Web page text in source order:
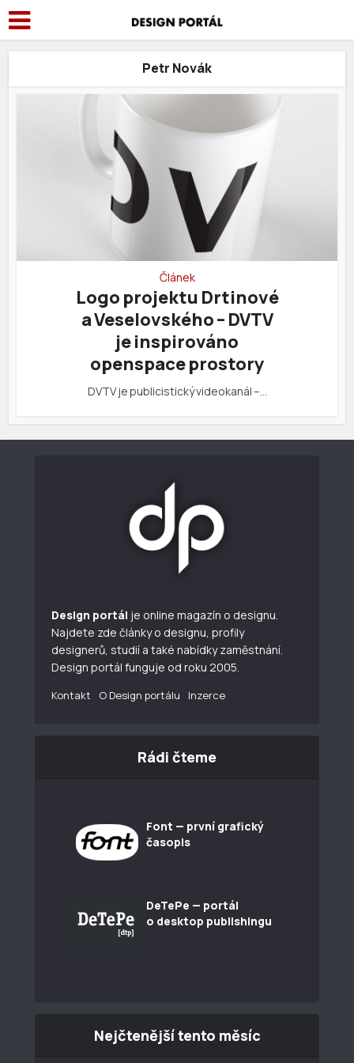
Petr Novák
Článek
Logo projektu Drtinové
a Veselovského – DVTV
je inspirováno
openspace prostory
DVTV je publicistický videokanál –…
Design portál je online magazín o designu.
Najdete zde články o designu, profily
designerů, studií a také nabídky zaměstnání.
Design portál funguje od roku 2005.
Kontakt O Design portálu Inzerce
Rádi čteme
Font — první grafický
časopis
DeTePe — portál
o desktop publishingu
Nejčtenější tento měsíc